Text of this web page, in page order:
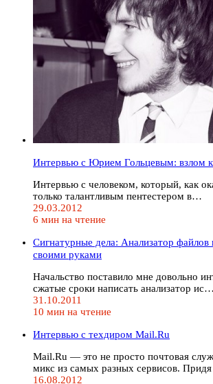
Интервью с Юрием Гольцевым: взлом
Интервью с человеком, который, как
только талантливым пентестером в…
29.03.2012
6 мин на чтение
Сигнатурные дела: Анализатор
своими руками
Начальство поставило мне довольно
сжатые сроки написать анализатор ис…
31.10.2011
10 мин на чтение
Интервью с техдиром Mail.Ru
Mail.Ru — это не просто почтовая
микс из самых разных сервисов.
16.08.2012